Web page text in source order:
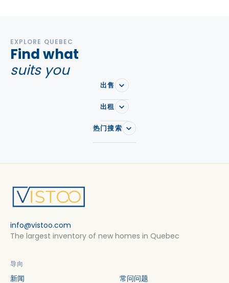
EXPLORE QUEBEC
Find what
suits you
出售
出租
热门搜索
info@vistoo.com
The largest inventory of new homes in Quebec
导向
新闻 常问问题